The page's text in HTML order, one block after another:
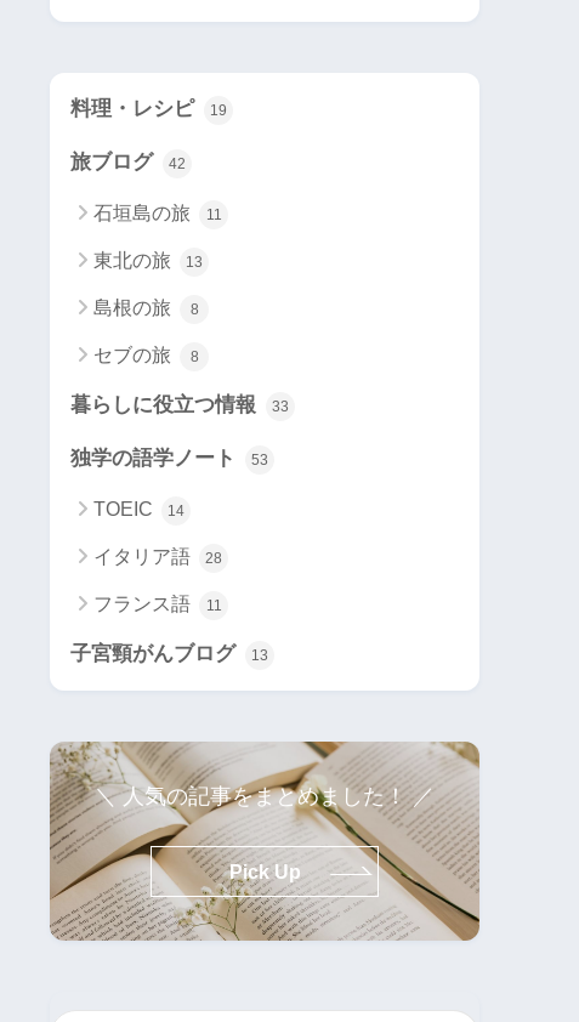
料理・レシピ 19
旅ブログ 42
石垣島の旅 11
東北の旅 13
島根の旅 8
セブの旅 8
暮らしに役立つ情報 33
独学の語学ノート 53
TOEIC 14
イタリア語 28
フランス語 11
子宮頸がんブログ 13
＼ 人気の記事をまとめました！ ／
Pick Up